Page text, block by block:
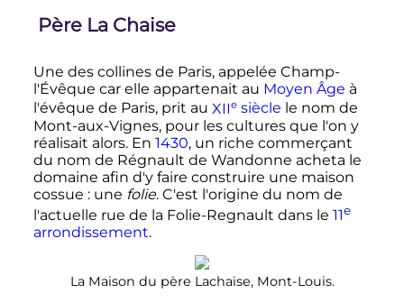
Père La Chaise
Une des collines de Paris, appelée Champ-
l'Évêque car elle appartenait au Moyen Âge à
l'évêque de Paris, prit au XIIesiècle le nom de
Mont-aux-Vignes, pour les cultures que l'on y
réalisait alors. En 1430, un riche commerçant
du nom de Régnault de Wandonne acheta le
domaine afin d'y faire construire une maison
cossue : une folie. C'est l'origine du nom de
l'actuelle rue de la Folie-Regnault dans le 11e
arrondissement.
La Maison du père Lachaise, Mont-Louis.